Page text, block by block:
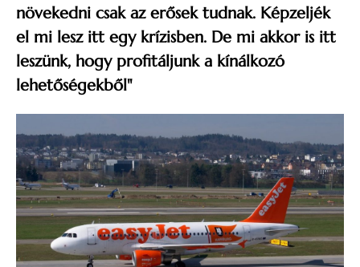
növekedni csak az erősek tudnak. Képzeljék
el mi lesz itt egy krízisben. De mi akkor is itt
leszünk, hogy profitáljunk a kínálkozó
lehetőségekből"